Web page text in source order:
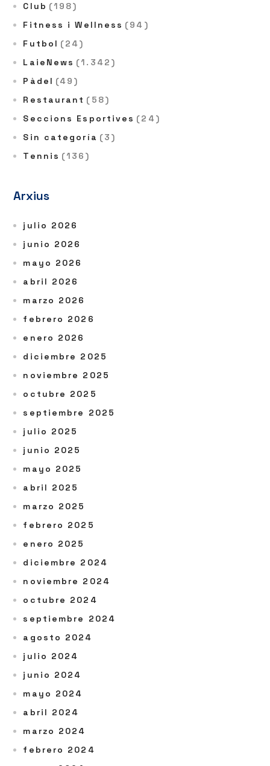
Club (198)
Fitness i Wellness (94)
Futbol (24)
LaieNews (1.342)
Pàdel (49)
Restaurant (58)
Seccions Esportives (24)
Sin categoría (3)
Tennis (136)
Arxius
julio 2026
junio 2026
mayo 2026
abril 2026
marzo 2026
febrero 2026
enero 2026
diciembre 2025
noviembre 2025
octubre 2025
septiembre 2025
julio 2025
junio 2025
mayo 2025
abril 2025
marzo 2025
febrero 2025
enero 2025
diciembre 2024
noviembre 2024
octubre 2024
septiembre 2024
agosto 2024
julio 2024
junio 2024
mayo 2024
abril 2024
marzo 2024
febrero 2024